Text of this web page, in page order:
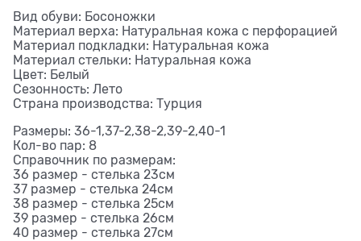
Вид обуви: Босоножки
Материал верха: Натуральная кожа с перфорацией
Материал подкладки: Натуральная кожа
Материал стельки: Натуральная кожа
Цвет: Белый
Сезонность: Лето
Страна производства: Турция
Размеры: 36-1,37-2,38-2,39-2,40-1
Кол-во пар: 8
Справочник по размерам:
36 размер - стелька 23см
37 размер - стелька 24см
38 размер - стелька 25см
39 размер - стелька 26см
40 размер - стелька 27см